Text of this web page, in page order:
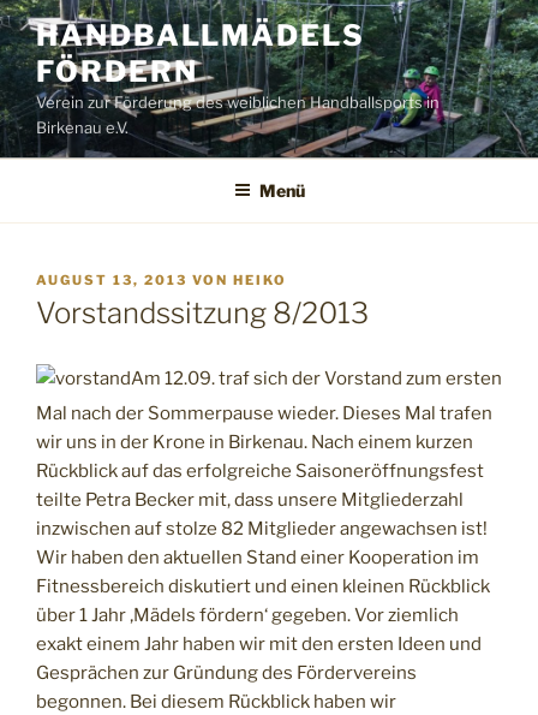
Zum
Inhalt
springen
HANDBALLMÄDELS
FÖRDERN
Verein zur Förderung des weiblichen Handballsports in
Birkenau e.V.
Menü
VERÖFFENTLICHT
AM
AUGUST 13, 2013 VON HEIKO
Vorstandssitzung 8/2013
Am 12.09. traf sich der Vorstand zum ersten
Mal nach der Sommerpause wieder. Dieses Mal trafen
wir uns in der Krone in Birkenau. Nach einem kurzen
Rückblick auf das erfolgreiche Saisoneröffnungsfest
teilte Petra Becker mit, dass unsere Mitgliederzahl
inzwischen auf stolze 82 Mitglieder angewachsen ist!
Wir haben den aktuellen Stand einer Kooperation im
Fitnessbereich diskutiert und einen kleinen Rückblick
über 1 Jahr ‚Mädels fördern‘ gegeben. Vor ziemlich
exakt einem Jahr haben wir mit den ersten Ideen und
Gesprächen zur Gründung des Fördervereins
begonnen. Bei diesem Rückblick haben wir